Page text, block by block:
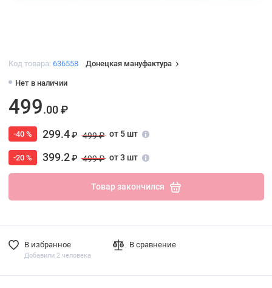
Код товара: 636558 Донецкая мануфактура
Нет в наличии
499.00 ₽
-40 % 299.4₽ 499 ₽ от 5 шт
-20 % 399.2₽ 499 ₽ от 3 шт
Товар закончился
В избранное
Добавили 2 человека
В сравнение